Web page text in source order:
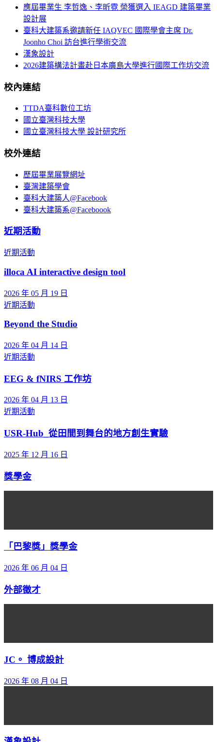
應屆畢業生 李哲逸、李昕霓 榮獲選入 IEAGD 建築畢業
設計展
臺科大建築系邀請新任 IAQVEC 國際學會主席 Dr.
Joonho Choi 訪台進行學術交流
漢象設計
2026建築構法計畫赴日本廣島大學進行國際工作坊交流
校內連結
TTDA臺科數位工坊
國立臺灣科技大學
國立臺灣科技大學 設計研究所
校外連結
歷屆畢業展覽網址
臺灣建築學會
臺科大建築人@Facebook
臺科大建築系@Faceboook
近期活動
近期活動
illoca AI interactive design tool
2026 年 05 月 19 日
近期活動
Beyond the Studio
2026 年 04 月 14 日
近期活動
EEG & fNIRS 工作坊
2026 年 04 月 13 日
近期活動
USR-Hub_從田間到舞台的地方創生實驗
2025 年 12 月 16 日
獎學金
「巴黎獎」獎學金
2026 年 06 月 04 日
外部徵才
JC。 博成設計
2026 年 08 月 04 日